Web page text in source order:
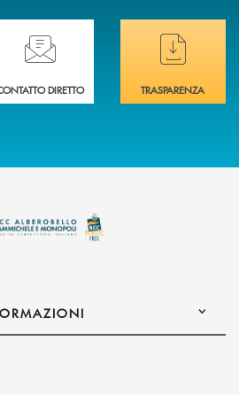
Hai bisogno di assistenza immediata ?
DIRETTO
Hai bisogno di
TRASPARENZA